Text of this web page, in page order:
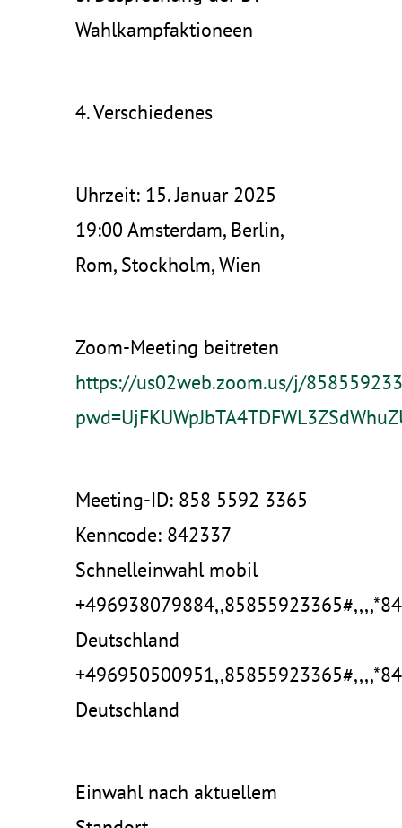
Wahlkampfaktioneen
4. Verschiedenes
Uhrzeit: 15. Januar 2025
19:00 Amsterdam, Berlin,
Rom, Stockholm, Wien
Zoom-Meeting beitreten
https://us02web.zoom.us/j/
Meeting-ID: 858 5592 3365
Kenncode: 842337
Schnelleinwahl mobil
Deutschland
Deutschland
Einwahl nach aktuellem